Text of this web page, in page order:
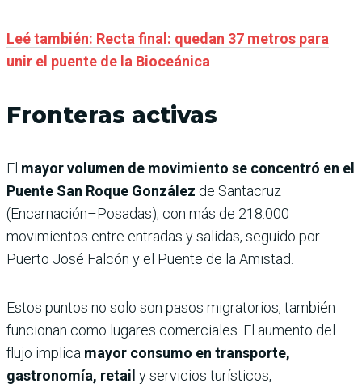
Leé también: Recta final: quedan 37 metros para
unir el puente de la Bioceánica
Fronteras activas
El mayor volumen de movimiento se concentró en el
Puente San Roque González de Santacruz
(Encarnación–Posadas), con más de 218.000
movimientos entre entradas y salidas, seguido por
Puerto José Falcón y el Puente de la Amistad.
Estos puntos no solo son pasos migratorios, también
funcionan como lugares comerciales. El aumento del
flujo implica mayor consumo en transporte,
gastronomía, retail y servicios turísticos,